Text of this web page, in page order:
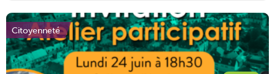
Citoyenneté